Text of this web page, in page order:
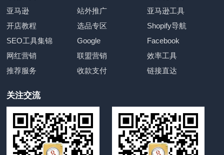
亚马逊
站外推广
亚马逊工具
开店教程
选品专区
Shopify导航
SEO工具集锦
Google
Facebook
网红营销
联盟营销
效率工具
推荐服务
收款支付 链接直达
关注交流